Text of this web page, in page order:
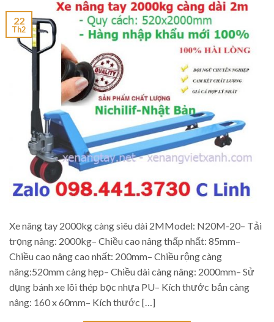
22
Th2
Xe nâng tay 2000kg càng siêu dài 2MModel: N20M-20– Tải
trọng nâng: 2000kg– Chiều cao nâng thấp nhất: 85mm–
Chiều cao nâng cao nhất: 200mm– Chiều rộng càng
nâng:520mm càng hẹp– Chiều dài càng nâng: 2000mm– Sử
dụng bánh xe lõi thép bọc nhựa PU– Kích thước bản càng
nâng: 160 x 60mm– Kích thước […]